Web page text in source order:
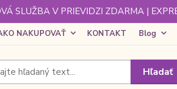
SLUŽBA V PRIEVIDZI ZDARMA |
NAKUPOVAŤ KONTAKT Blog
Hľadať